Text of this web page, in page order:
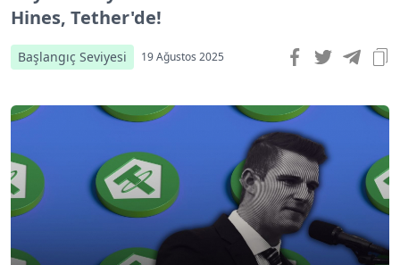
Hines, Tether'de!
Başlangıç Seviyesi 19 Ağustos 2025